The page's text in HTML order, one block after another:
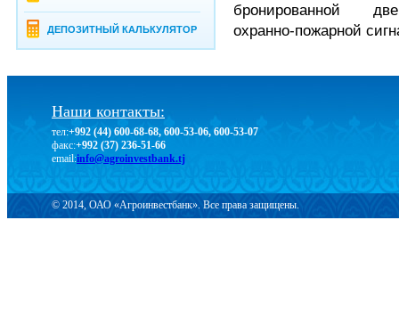
ДЕПОЗИТНЫЙ КАЛЬКУЛЯТОР
бронированной
охранно-пожарной
Наши контакты:
тел:+992 (44) 600-68-68, 600-53-06, 600-53-07
факс:+992 (37) 236-51-66
email:info@agroinvestbank.tj
© 2014, ОАО «Агроинвестбанк». Все права защищены.